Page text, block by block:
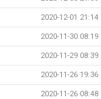
2020-12-01 21:14
2020-11-30 08:19
2020-11-29 08:39
2020-11-26 19:36
2020-11-26 08:48